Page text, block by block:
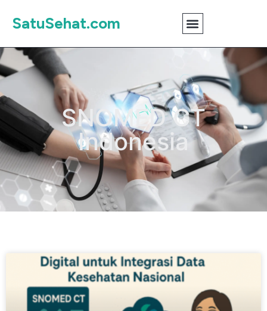
SatuSehat.com
SNOMED CT
Indonesia